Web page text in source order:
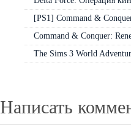
[PS1] Command &
Command & Conquer:
The Sims 3 World
Написать